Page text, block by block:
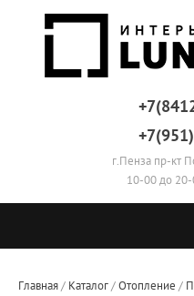
г.Пенза пр-кт
10-00 до
Главная / Каталог / Отопление /